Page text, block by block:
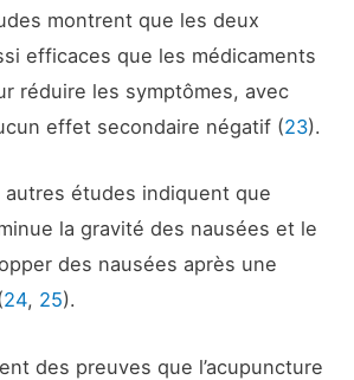
montrent que les deux
efficaces que les médicaments
réduire les symptômes, avec
effet secondaire négatif (23).
autres études indiquent que
la gravité des nausées et le
des nausées après une
24, 25).
des preuves que l’acupuncture